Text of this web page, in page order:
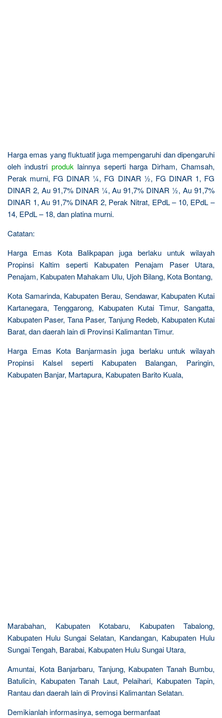
Harga emas yang fluktuatif juga mempengaruhi dan dipengaruhi
oleh industri produk lainnya seperti harga Dirham, Chamsah,
Perak murni, FG DINAR ¼, FG DINAR ½, FG DINAR 1, FG
DINAR 2, Au 91,7% DINAR ¼, Au 91,7% DINAR ½, Au 91,7%
DINAR 1, Au 91,7% DINAR 2, Perak Nitrat, EPdL – 10, EPdL –
14, EPdL – 18, dan platina murni.
Catatan:
Harga Emas Kota Balikpapan juga berlaku untuk wilayah
Propinsi Kaltim seperti Kabupaten Penajam Paser Utara,
Penajam, Kabupaten Mahakam Ulu, Ujoh Bilang, Kota Bontang,
Kota Samarinda, Kabupaten Berau, Sendawar, Kabupaten Kutai
Kartanegara, Tenggarong, Kabupaten Kutai Timur, Sangatta,
Kabupaten Paser, Tana Paser, Tanjung Redeb, Kabupaten Kutai
Barat, dan daerah lain di Provinsi Kalimantan Timur.
Harga Emas Kota Banjarmasin juga berlaku untuk wilayah
Propinsi Kalsel seperti Kabupaten Balangan, Paringin,
Kabupaten Banjar, Martapura, Kabupaten Barito Kuala,
Marabahan, Kabupaten Kotabaru, Kabupaten Tabalong,
Kabupaten Hulu Sungai Selatan, Kandangan, Kabupaten Hulu
Sungai Tengah, Barabai, Kabupaten Hulu Sungai Utara,
Amuntai, Kota Banjarbaru, Tanjung, Kabupaten Tanah Bumbu,
Batulicin, Kabupaten Tanah Laut, Pelaihari, Kabupaten Tapin,
Rantau dan daerah lain di Provinsi Kalimantan Selatan.
Demikianlah informasinya, semoga bermanfaat